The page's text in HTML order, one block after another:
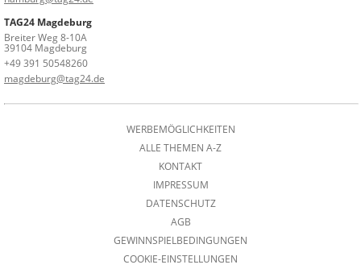
TAG24 Magdeburg
Breiter Weg 8-10A
39104 Magdeburg
+49 391 50548260
magdeburg@tag24.de
WERBEMÖGLICHKEITEN
ALLE THEMEN A-Z
KONTAKT
IMPRESSUM
DATENSCHUTZ
AGB
GEWINNSPIELBEDINGUNGEN
COOKIE-EINSTELLUNGEN